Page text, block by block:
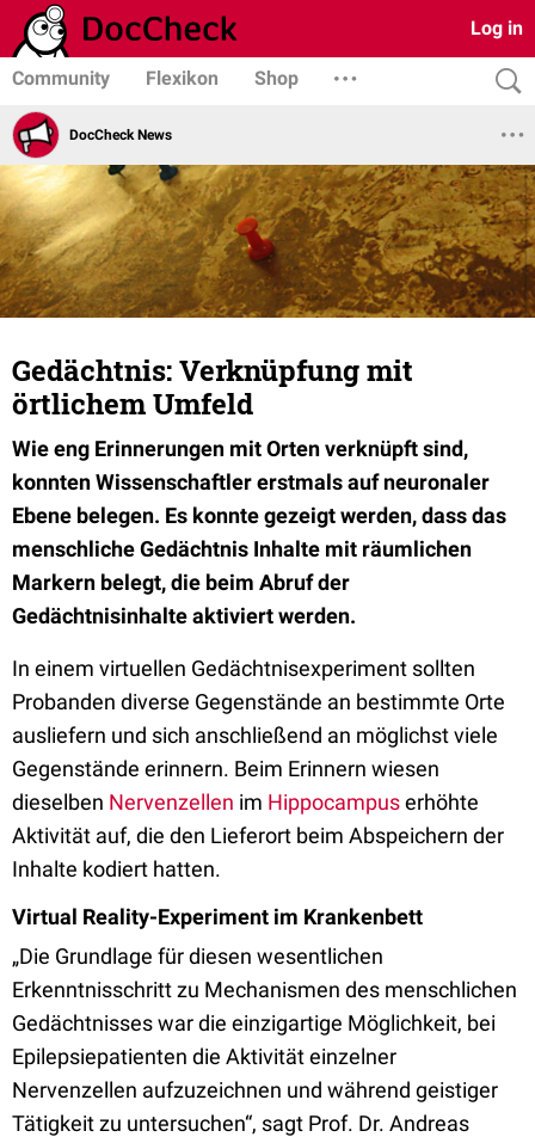
Log in
Community Flexikon Shop
DocCheck News
Gedächtnis: Verknüpfung mit
örtlichem Umfeld
Wie eng Erinnerungen mit Orten verknüpft sind,
konnten Wissenschaftler erstmals auf neuronaler
Ebene belegen. Es konnte gezeigt werden, dass das
menschliche Gedächtnis Inhalte mit räumlichen
Markern belegt, die beim Abruf der
Gedächtnisinhalte aktiviert werden.
In einem virtuellen Gedächtnisexperiment sollten
Probanden diverse Gegenstände an bestimmte Orte
ausliefern und sich anschließend an möglichst viele
Gegenstände erinnern. Beim Erinnern wiesen
dieselben Nervenzellen im Hippocampuserhöhte
Aktivität auf, die den Lieferort beim Abspeichern der
Inhalte kodiert hatten.
Virtual Reality-Experiment im Krankenbett
„Die Grundlage für diesen wesentlichen
Erkenntnisschritt zu Mechanismen des menschlichen
Gedächtnisses war die einzigartige Möglichkeit, bei
Epilepsiepatienten die Aktivität einzelner
Nervenzellen aufzuzeichnen und während geistiger
Tätigkeit zu untersuchen“, sagt Prof. Dr. Andreas